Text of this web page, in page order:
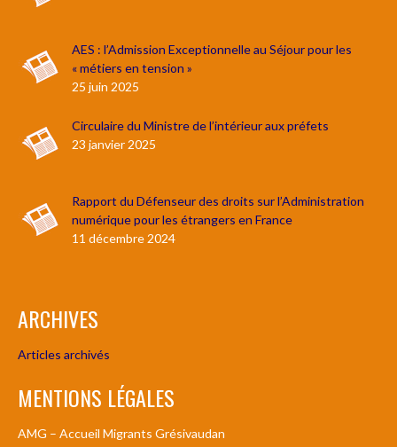
AES : l’Admission Exceptionnelle au Séjour pour les
« métiers en tension »
25 juin 2025
Circulaire du Ministre de l’intérieur aux préfets
23 janvier 2025
Rapport du Défenseur des droits sur l’Administration
numérique pour les étrangers en France
11 décembre 2024
ARCHIVES
Articles archivés
MENTIONS LÉGALES
AMG – Accueil Migrants Grésivaudan